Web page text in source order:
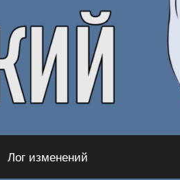
Лог изменений